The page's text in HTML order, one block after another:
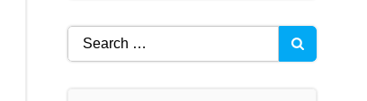
Search
for: